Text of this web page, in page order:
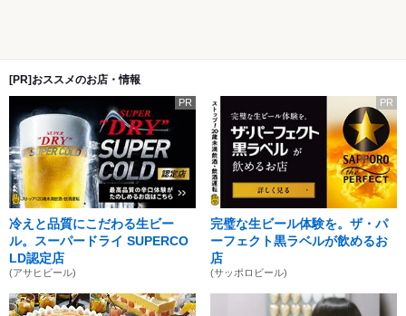
[PR]おススメのお店・情報
PR
冷えと品質にこだわる生ビー
ル。スーパードライ SUPERCO
LD認定店
(アサヒビール)
PR
完璧な生ビール体験を。ザ・パ
ーフェクト黒ラベルが飲めるお
店
(サッポロビール)